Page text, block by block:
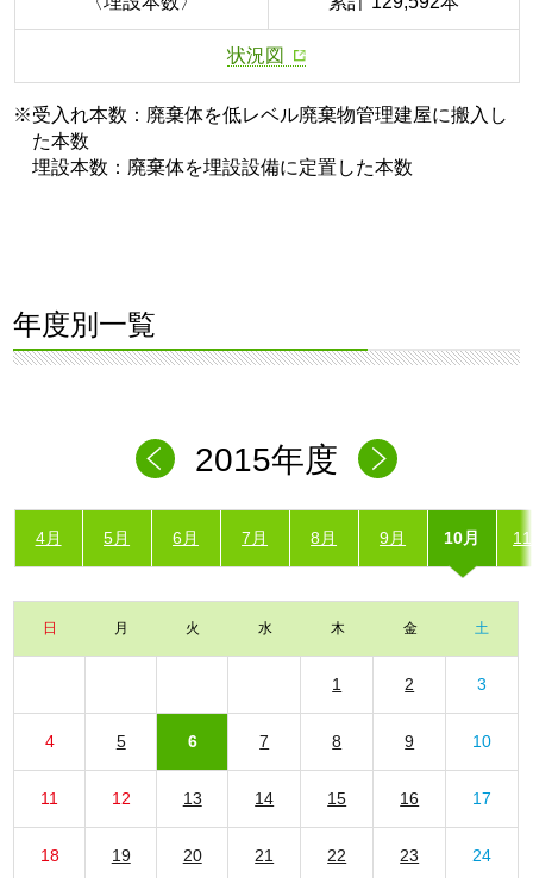
状況図
※受入れ本数：廃棄体を低レベル廃棄物管理建屋に搬入し
た本数
埋設本数：廃棄体を埋設設備に定置した本数
年度別一覧
2015年度
4月 5月 6月 7月 8月 9月 10月
日 月 火 水 木 金 土
1 2 3
4 5 6 7 8 9 10
11 12 13 14 15 16 17
18 19 20 21 22 23 24